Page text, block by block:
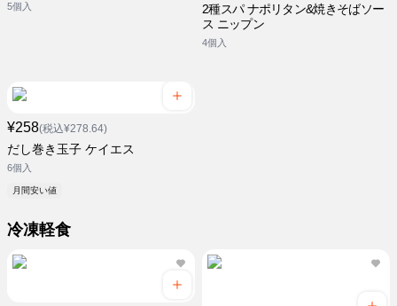
5個入
2種スパ ナポリタン&焼きそばソー
ス ニップン
4個入
¥258(税込¥278.64)
だし巻き玉子 ケイエス
6個入
月間安い値
冷凍軽食